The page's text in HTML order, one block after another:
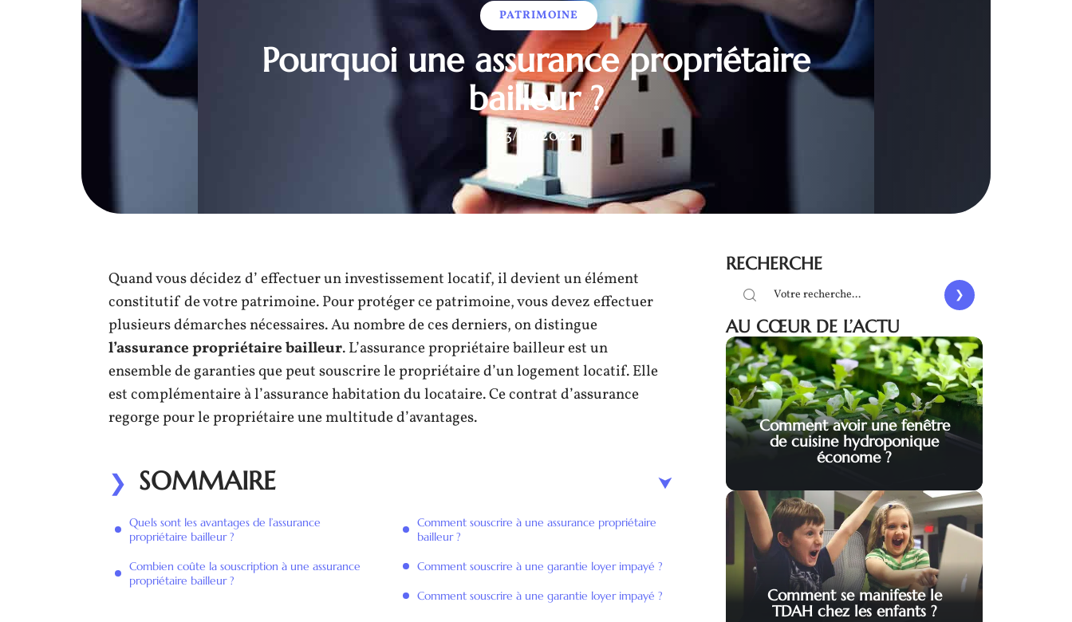
PATRIMOINE
Pourquoi une assurance propriétaire
bailleur ?
23/06/2022
Quand vous décidez d’ effectuer un investissement locatif, il devient un élément
constitutif de votre patrimoine. Pour protéger ce patrimoine, vous devez effectuer
plusieurs démarches nécessaires. Au nombre de ces derniers, on distingue
l’assurance propriétaire bailleur. L’assurance propriétaire bailleur est un
ensemble de garanties que peut souscrire le propriétaire d’un logement locatif. Elle
est complémentaire à l’assurance habitation du locataire. Ce contrat d’assurance
regorge pour le propriétaire une multitude d’avantages.
SOMMAIRE
Quels sont les avantages de l’assurance
propriétaire bailleur ?
Combien coûte la souscription à une assurance
propriétaire bailleur ?
Comment souscrire à une assurance propriétaire
bailleur ?
Comment souscrire à une garantie loyer impayé ?
Comment souscrire à une garantie loyer impayé ?
RECHERCHE
AU CŒUR DE L’ACTU
Comment avoir une fenêtre
de cuisine hydroponique
économe ?
Comment se manifeste le
TDAH chez les enfants ?